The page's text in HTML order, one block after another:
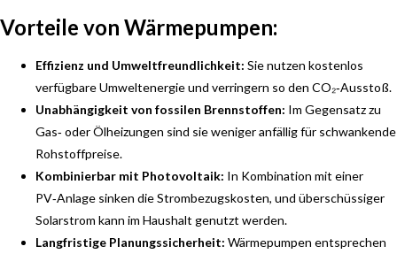
Vorteile von Wärmepumpen:
Effizienz und Umweltfreundlichkeit: Sie nutzen kostenlos
verfügbare Umweltenergie und verringern so den CO₂‑Ausstoß.
Unabhängigkeit von fossilen Brennstoffen: Im Gegensatz zu
Gas‑ oder Ölheizungen sind sie weniger anfällig für schwankende
Rohstoffpreise.
Kombinierbar mit Photovoltaik: In Kombination mit einer
PV‑Anlage sinken die Strombezugskosten, und überschüssiger
Solarstrom kann im Haushalt genutzt werden.
Langfristige Planungssicherheit: Wärmepumpen entsprechen